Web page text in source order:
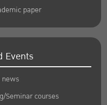
paper
Events
Seminar courses